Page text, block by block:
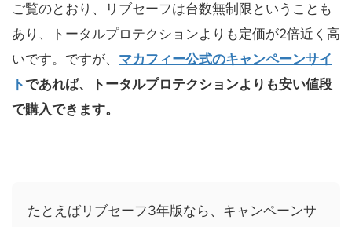
ご覧のとおり、リブセーフは台数無制限ということも
あり、トータルプロテクションよりも定価が2倍近く高
いです。ですが、 マカフィー公式のキャンペーンサイ
トであれば、トータルプロテクションよりも安い値段
で購入できます。
たとえばリブセーフ3年版なら、キャンペーンサ